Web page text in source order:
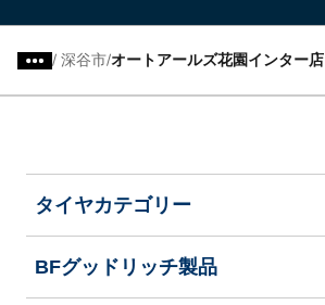
/ 深谷市 オートアールズ花園インター店
タイヤカテゴリー
BFグッドリッチ製品